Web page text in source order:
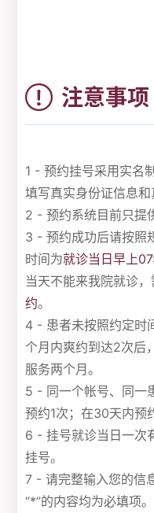
注意事项
1 - 预约挂号采用实名
填写真实身份证信息和
2 - 预约系统目前只提
3 - 预约成功后请按照
时间为就诊当日早上
当天不能来我院就诊
约。
4 - 患者未按照约定时
个月内爽约到达2次后
服务两个月。
5 - 同一个帐号、同一
预约1次；在30天内预
6 - 挂号就诊当日一次
挂号。
7 - 请完整输入您的信
“*”的内容均为必填项。